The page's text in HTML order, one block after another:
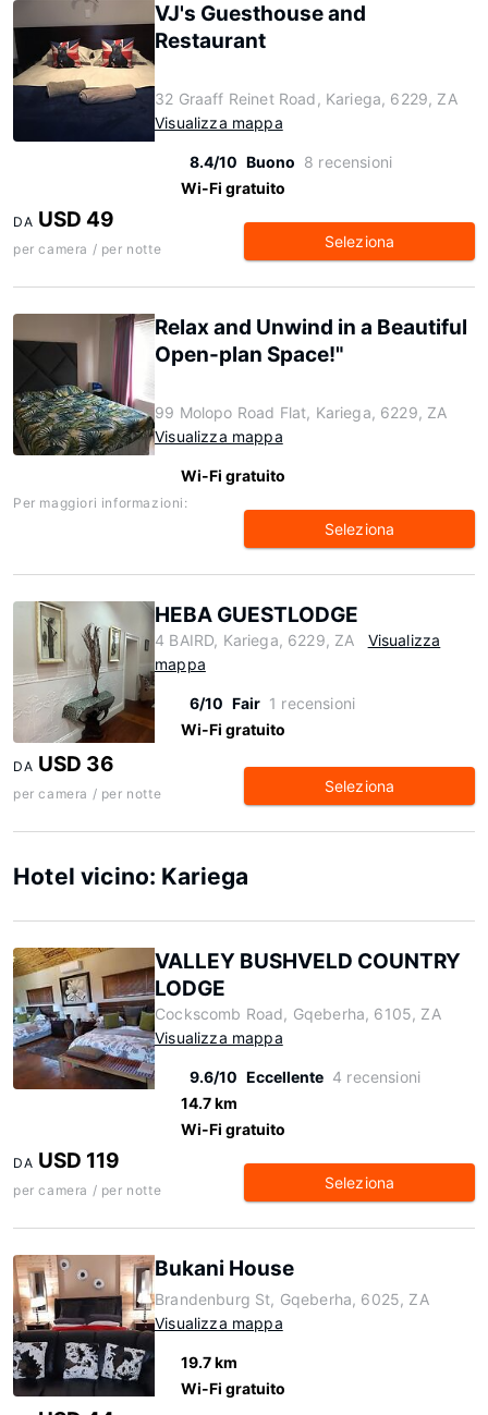
VJ's Guesthouse and
Restaurant
32 Graaff Reinet Road, Kariega, 6229, ZA
Visualizza mappa
8.4/10 Buono 8 recensioni
Wi-Fi gratuito
DA USD 49
per camera / per notte Seleziona
Relax and Unwind in a Beautiful
Open-plan Space!"
99 Molopo Road Flat, Kariega, 6229, ZA
Visualizza mappa
Wi-Fi gratuito
Per maggiori informazioni:
Seleziona
HEBA GUESTLODGE
4 BAIRD, Kariega, 6229, ZA
Visualizza
mappa
6/10 Fair 1 recensioni
Wi-Fi gratuito
DA USD 36
per camera / per notte Seleziona
Hotel vicino: Kariega
VALLEY BUSHVELD COUNTRY
LODGE
Cockscomb Road, Gqeberha, 6105, ZA
Visualizza mappa
9.6/10 Eccellente 4 recensioni
14.7 km
Wi-Fi gratuito
DA USD 119
per camera / per notte Seleziona
Bukani House
Brandenburg St, Gqeberha, 6025, ZA
Visualizza mappa
19.7 km
Wi-Fi gratuito